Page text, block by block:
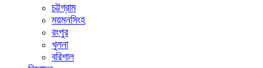
চট্টগ্রাম
ময়মনসিংহ
রংপুর
খুলনা
বরিশাল